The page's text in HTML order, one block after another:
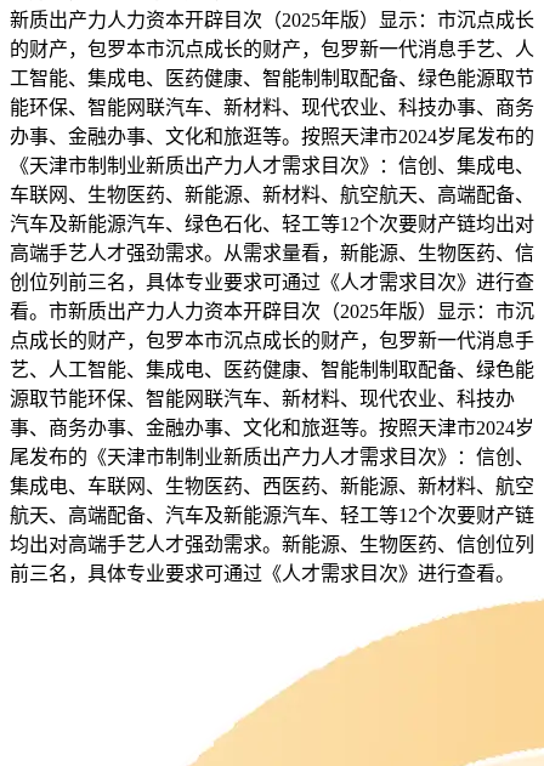
新质出产力人力资本开辟目次（2025年版）显示：市沉点成长
的财产，包罗本市沉点成长的财产，包罗新一代消息手艺、人
工智能、集成电、医药健康、智能制制取配备、绿色能源取节
能环保、智能网联汽车、新材料、现代农业、科技办事、商务
办事、金融办事、文化和旅逛等。按照天津市2024岁尾发布的
《天津市制制业新质出产力人才需求目次》：信创、集成电、
车联网、生物医药、新能源、新材料、航空航天、高端配备、
汽车及新能源汽车、绿色石化、轻工等12个次要财产链均出对
高端手艺人才强劲需求。从需求量看，新能源、生物医药、信
创位列前三名，具体专业要求可通过《人才需求目次》进行查
看。市新质出产力人力资本开辟目次（2025年版）显示：市沉
点成长的财产，包罗本市沉点成长的财产，包罗新一代消息手
艺、人工智能、集成电、医药健康、智能制制取配备、绿色能
源取节能环保、智能网联汽车、新材料、现代农业、科技办
事、商务办事、金融办事、文化和旅逛等。按照天津市2024岁
尾发布的《天津市制制业新质出产力人才需求目次》：信创、
集成电、车联网、生物医药、西医药、新能源、新材料、航空
航天、高端配备、汽车及新能源汽车、轻工等12个次要财产链
均出对高端手艺人才强劲需求。新能源、生物医药、信创位列
前三名，具体专业要求可通过《人才需求目次》进行查看。